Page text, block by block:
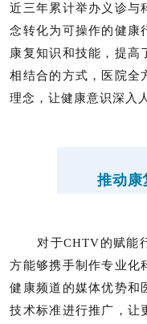
近三年累计举办义诊与
念转化为可操作的健康
康复知识和技能，提高
相结合的方式，医院全
理念，让健康意识深入
推动康
对于CHTV的赋能
方能够携手制作专业化
健康频道的媒体优势和
技术标准进行推广，让